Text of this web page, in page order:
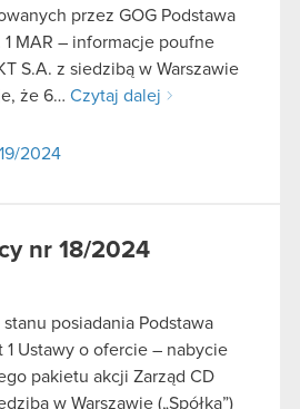
przez GOG Podstawa
1 MAR – informacje poufne
S.A. z siedzibą w Warszawie
że 6… Czytaj dalej
2024
nr 18/2024
posiadania Podstawa
1 Ustawy o ofercie – nabycie
pakietu akcji Zarząd CD
w Warszawie („Spółka”)